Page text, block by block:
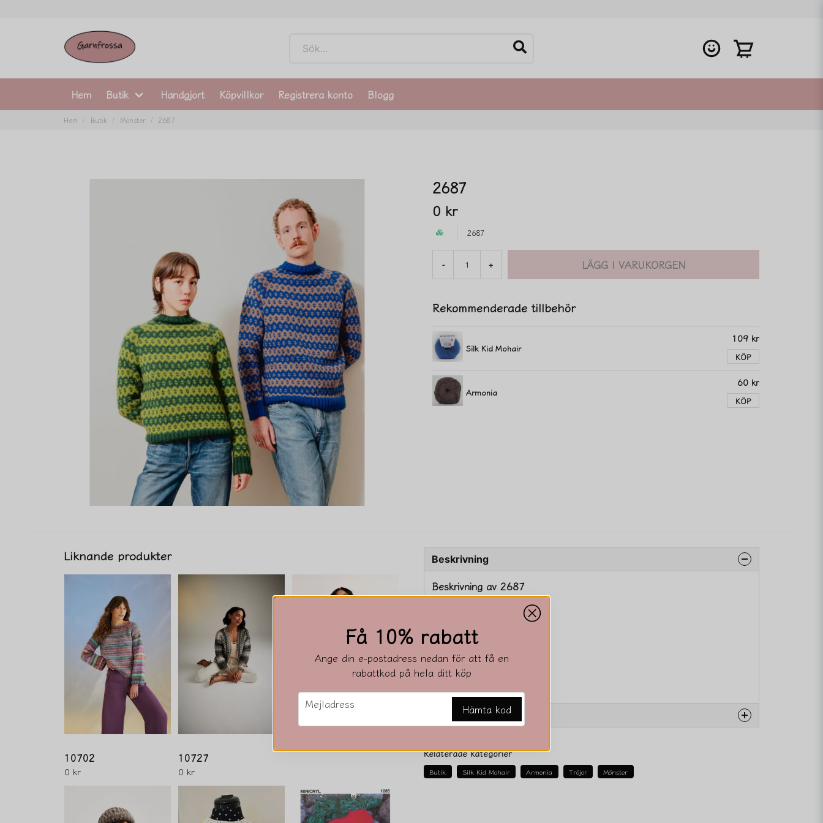
Hem Butik Handgjort Köpvillkor Registrera konto Blogg
Hem Butik Mönster 2687
2687
0 kr
2687
- + LÄGG I VARUKORGEN
Rekommenderade tillbehör
Silk Kid Mohair
109 kr
KÖP
Armonia
60 kr
KÖP
Liknande produkter
10702
0 kr
10727
0 kr
10807
Beskrivning
Beskrivning av 2687
Ställ en produktfråga
Fråga oss något om denna produkten...
Relaterade kategorier
Butik Silk Kid Mohair Armonia Tröjor Mönster
Få 10% rabatt
Ange din e-postadress nedan för att få en
rabattkod på hela ditt köp
email
Mejladress Hämta kod